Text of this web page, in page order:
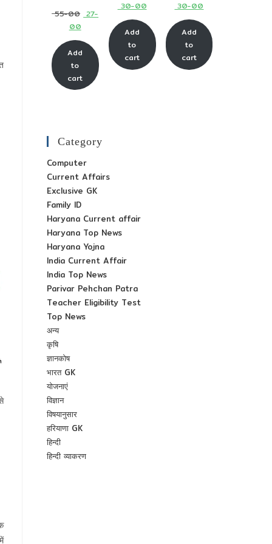
55-00 Original
was:
₹ 55-
00.
27-
00Current
price
is:
₹ 27-
00.
Add
to
cart
price
was:
₹ 65-
00.
30-00Current
price
is:
₹ 30-
00.
Add
to
cart
price
was:
₹ 65-
00.
30-00Current
price
is:
₹ 30-
00.
Add
to
cart
Category
Computer
Current Affairs
Exclusive GK
Family ID
Haryana Current affair
Haryana Top News
Haryana Yojna
India Current Affair
India Top News
Parivar Pehchan Patra
Teacher Eligibility Test
Top News
अन्य
कृषि
ज्ञानकोष
भारत GK
योजनाएं
विज्ञान
विषयानुसार
हरियाणा GK
हिन्दी
हिन्दी व्याकरण